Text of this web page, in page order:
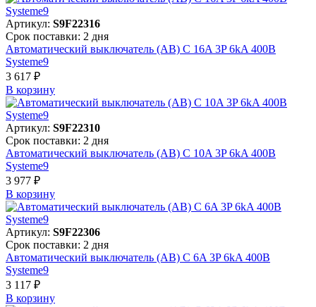
Артикул: S9F22316
Срок поставки: 2 дня
Автоматический выключатель (АВ) C 16A 3P 6kA 400В
Systeme9
3 617 ₽
В корзинy
Артикул: S9F22310
Срок поставки: 2 дня
Автоматический выключатель (АВ) C 10A 3P 6kA 400В
Systeme9
3 977 ₽
В корзинy
Артикул: S9F22306
Срок поставки: 2 дня
Автоматический выключатель (АВ) C 6A 3P 6kA 400В
Systeme9
3 117 ₽
В корзинy